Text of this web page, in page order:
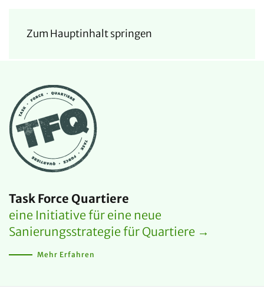
Zum Hauptinhalt springen
Task Force Quartiere
eine Initiative für eine neue
Sanierungsstrategie für Quartiere →
Mehr Erfahren